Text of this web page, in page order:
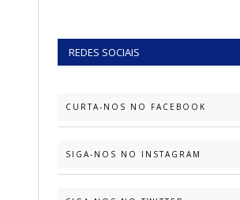
REDES SOCIAIS
CURTA-NOS NO FACEBOOK
SIGA-NOS NO INSTAGRAM